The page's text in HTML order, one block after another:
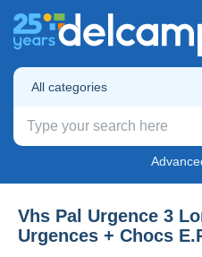
All categories
Vhs Pal Urgence 3
Urgences + Chocs